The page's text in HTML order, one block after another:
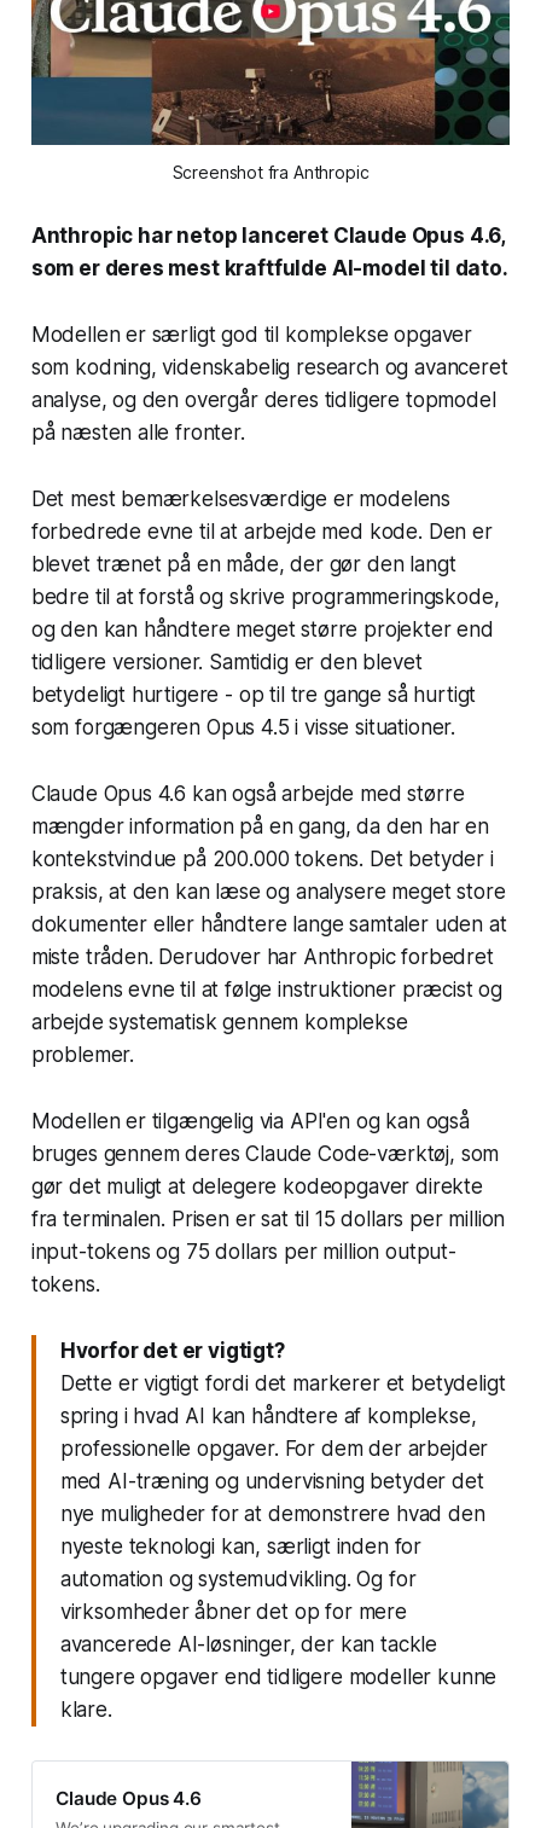
Screenshot fra Anthropic
Anthropic har netop lanceret Claude Opus 4.6,
som er deres mest kraftfulde AI-model til dato.
Modellen er særligt god til komplekse opgaver
som kodning, videnskabelig research og avanceret
analyse, og den overgår deres tidligere topmodel
på næsten alle fronter.
Det mest bemærkelsesværdige er modelens
forbedrede evne til at arbejde med kode. Den er
blevet trænet på en måde, der gør den langt
bedre til at forstå og skrive programmeringskode,
og den kan håndtere meget større projekter end
tidligere versioner. Samtidig er den blevet
betydeligt hurtigere - op til tre gange så hurtigt
som forgængeren Opus 4.5 i visse situationer.
Claude Opus 4.6 kan også arbejde med større
mængder information på en gang, da den har en
kontekstvindue på 200.000 tokens. Det betyder i
praksis, at den kan læse og analysere meget store
dokumenter eller håndtere lange samtaler uden at
miste tråden. Derudover har Anthropic forbedret
modelens evne til at følge instruktioner præcist og
arbejde systematisk gennem komplekse
problemer.
Modellen er tilgængelig via API'en og kan også
bruges gennem deres Claude Code-værktøj, som
gør det muligt at delegere kodeopgaver direkte
fra terminalen. Prisen er sat til 15 dollars per million
input-tokens og 75 dollars per million output-
tokens.
Hvorfor det er vigtigt?
Dette er vigtigt fordi det markerer et betydeligt
spring i hvad AI kan håndtere af komplekse,
professionelle opgaver. For dem der arbejder
med AI-træning og undervisning betyder det
nye muligheder for at demonstrere hvad den
nyeste teknologi kan, særligt inden for
automation og systemudvikling. Og for
virksomheder åbner det op for mere
avancerede AI-løsninger, der kan tackle
tungere opgaver end tidligere modeller kunne
klare.
Claude Opus 4.6